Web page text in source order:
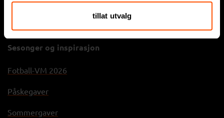
tillat utvalg
Sesonger og inspirasjon
Fotball-VM 2026
Påskegaver
Sommergaver